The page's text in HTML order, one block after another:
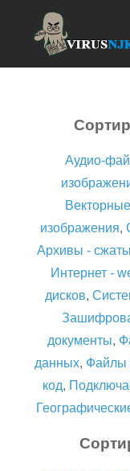
Аудио-
изображения,
Архивы -
Интернет -
дисков,
документы,
данных, Файлы
код,